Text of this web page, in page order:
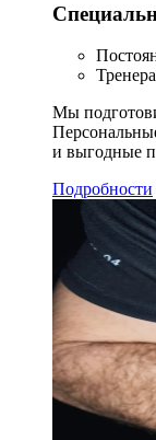
Мы
и выгодные
Подробности